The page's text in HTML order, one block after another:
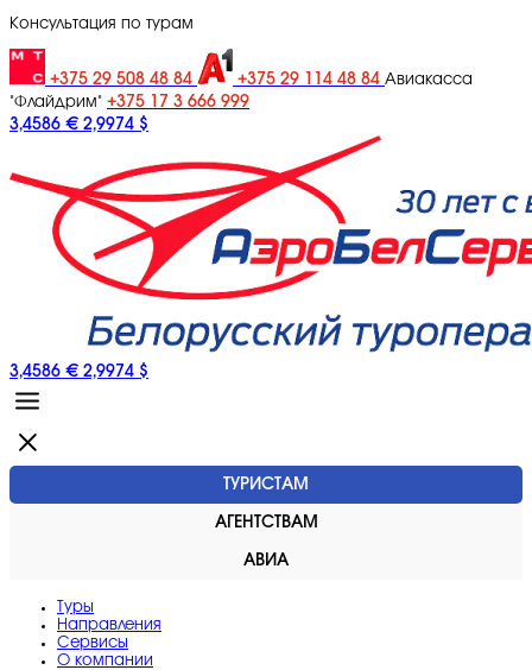
Консультация по турам
+375 29 508 48 84 +375 29 114 48 84 Авиакасса
"Флайдрим" +375 17 3 666 999
3,4586 € 2,9974 $
3,4586 € 2,9974 $
ТУРИСТАМ
АГЕНТСТВАМ
АВИА
Туры
Направления
Сервисы
O компании